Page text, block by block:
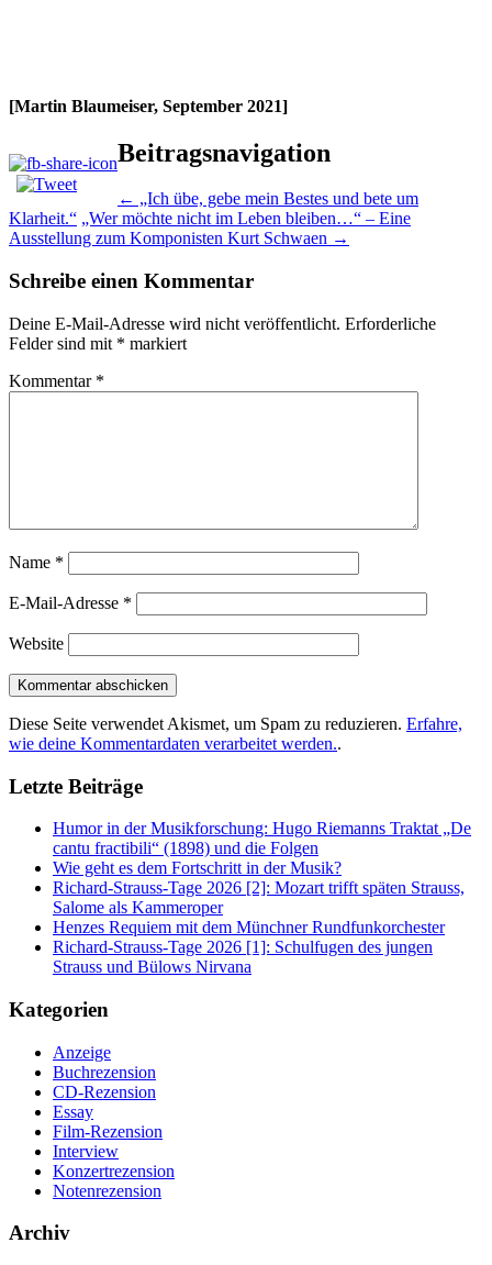
[Martin Blaumeiser, September 2021]
Beitragsnavigation
← „Ich übe, gebe mein Bestes und bete um
Klarheit.“ „Wer möchte nicht im Leben bleiben…“ – Eine
Ausstellung zum Komponisten Kurt Schwaen →
Schreibe einen Kommentar
Deine E-Mail-Adresse wird nicht veröffentlicht. Erforderliche
Felder sind mit * markiert
Kommentar *
Name *
E-Mail-Adresse *
Website
Diese Seite verwendet Akismet, um Spam zu reduzieren. Erfahre,
wie deine Kommentardaten verarbeitet werden..
Letzte Beiträge
Humor in der Musikforschung: Hugo Riemanns Traktat „De
cantu fractibili“ (1898) und die Folgen
Wie geht es dem Fortschritt in der Musik?
Richard-Strauss-Tage 2026 [2]: Mozart trifft späten Strauss,
Salome als Kammeroper
Henzes Requiem mit dem Münchner Rundfunkorchester
Richard-Strauss-Tage 2026 [1]: Schulfugen des jungen
Strauss und Bülows Nirvana
Kategorien
Anzeige
Buchrezension
CD-Rezension
Essay
Film-Rezension
Interview
Konzertrezension
Notenrezension
Archiv